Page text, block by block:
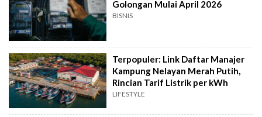
Golongan Mulai April 2026
BISNIS
Terpopuler: Link Daftar Manajer
Kampung Nelayan Merah Putih,
Rincian Tarif Listrik per kWh
LIFESTYLE